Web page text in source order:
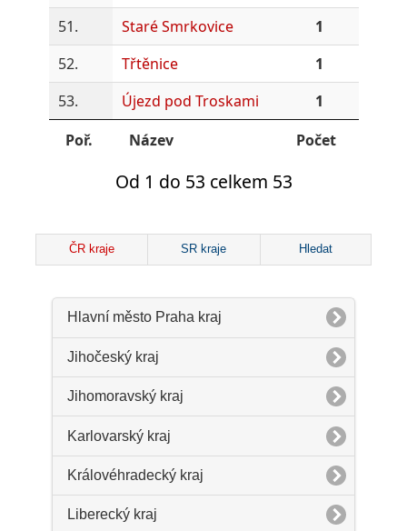
51.
Staré Smrkovice
1
52.
Třtěnice
1
53.
Újezd pod Troskami
1
Poř.
Název Počet
Od 1 do 53 celkem 53
ČR kraje SR kraje Hledat
Hlavní město Praha kraj
Jihočeský kraj
Jihomoravský kraj
Karlovarský kraj
Královéhradecký kraj
Liberecký kraj